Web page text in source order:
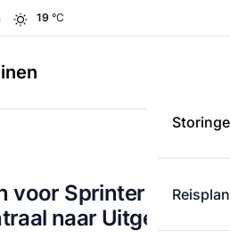
19 °C
voor Sprinter 4076
naar Uitgeest)